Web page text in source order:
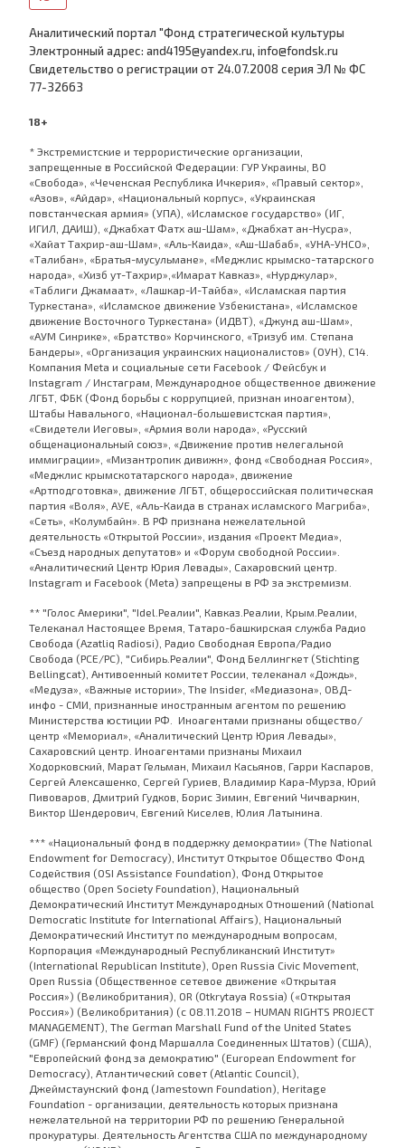
Аналитический портал "Фонд стратегической культуры
Электронный адрес: and4195@yandex.ru, info@fondsk.ru
Cвидетельство о регистрации от 24.07.2008 серия ЭЛ № ФС
77-32663
18+
* Экстремистские и террористические организации,
запрещенные в Российской Федерации: ГУР Украины, ВО
«Свобода», «Чеченская Республика Ичкерия», «Правый сектор»,
«Азов», «Айдар», «Национальный корпус», «Украинская
повстанческая армия» (УПА), «Исламское государство» (ИГ,
ИГИЛ, ДАИШ), «Джабхат Фатх аш-Шам», «Джабхат ан-Нусра»,
«Хайат Тахрир-аш-Шам», «Аль-Каида», «Аш-Шабаб», «УНА-УНСО»,
«Талибан», «Братья-мусульмане», «Меджлис крымско-татарского
народа», «Хизб ут-Тахрир»,«Имарат Кавказ», «Нурджулар»,
«Таблиги Джамаат», «Лашкар-И-Тайба», «Исламская партия
Туркестана», «Исламское движение Узбекистана», «Исламское
движение Восточного Туркестана» (ИДВТ), «Джунд аш-Шам»,
«АУМ Синрике», «Братство» Корчинского, «Тризуб им. Степана
Бандеры», «Организация украинских националистов» (ОУН), С14.
Компания Meta и социальные сети Facebook / Фейсбук и
Instagram / Инстаграм, Международное общественное движение
ЛГБТ, ФБК (Фонд борьбы с коррупцией, признан иноагентом),
Штабы Навального, «Национал-большевистская партия»,
«Свидетели Иеговы», «Армия воли народа», «Русский
общенациональный союз», «Движение против нелегальной
иммиграции», «Мизантропик дивижн», фонд «Свободная Россия»,
«Меджлис крымскотатарского народа», движение
«Артподготовка», движение ЛГБТ, общероссийская политическая
партия «Воля», АУЕ, «Аль-Каида в странах исламского Магриба»,
«Сеть», «Колумбайн». В РФ признана нежелательной
деятельность «Открытой России», издания «Проект Медиа»,
«Съезд народных депутатов» и «Форум свободной России».
«Аналитический Центр Юрия Левады», Сахаровский центр.
Instagram и Facebook (Metа) запрещены в РФ за экстремизм.
** "Голос Америки", "Idel.Реалии", Кавказ.Реалии, Крым.Реалии,
Телеканал Настоящее Время, Татаро-башкирская служба Радио
Свобода (Azatliq Radiosi), Радио Свободная Европа/Радио
Свобода (PCE/PC), "Сибирь.Реалии", Фонд Беллингкет (Stichting
Bellingcat), Антивоенный комитет России, телеканал «Дождь»,
«Медуза», «Важные истории», The Insider, «Медиазона», ОВД-
инфо - СМИ, признанные иностранным агентом по решению
Министерства юстиции РФ. Иноагентами признаны общество/
центр «Мемориал», «Аналитический Центр Юрия Левады»,
Сахаровский центр. Иноагентами признаны Михаил
Ходорковский, Марат Гельман, Михаил Касьянов, Гарри Каспаров,
Сергей Алексашенко, Сергей Гуриев, Владимир Кара-Мурза, Юрий
Пивоваров, Дмитрий Гудков, Борис Зимин, Евгений Чичваркин,
Виктор Шендерович, Евгений Киселев, Юлия Латынина.
*** «Национальный фонд в поддержку демократии» (The National
Endowment for Democracy), Институт Открытое Общество Фонд
Содействия (OSI Assistance Foundation), Фонд Открытое
общество (Open Society Foundation), Национальный
Демократический Институт Международных Отношений (National
Democratic Institute for International Affairs), Национальный
Демократический Институт по международным вопросам,
Корпорация «Международный Республиканский Институт»
(International Republican Institute), Open Russia Civic Movement,
Open Russia (Общественное сетевое движение «Открытая
Россия») (Великобритания), OR (Otkrytaya Rossia) («Открытая
Россия») (Великобритания) (с 08.11.2018 – HUMAN RIGHTS PROJECT
MANAGEMENT), The German Marshall Fund of the United States
(GMF) (Германский фонд Маршалла Соединенных Штатов) (США),
"Европейский фонд за демократию" (European Endowment for
Democracy), Атлантический совет (Atlantic Council),
Джеймстаунский фонд (Jamestown Foundation), Heritage
Foundation - организации, деятельность которых признана
нежелательной на территории РФ по решению Генеральной
прокуратуры. Деятельность Агентства США по международному